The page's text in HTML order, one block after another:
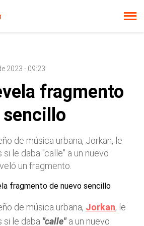
2023 - 09:23
fragmento
sencillo
de música urbana, Jorkan, le
le daba "calle" a un nuevo
un fragmento.
de música urbana, Jorkan, le
si le daba "calle"a un nuevo